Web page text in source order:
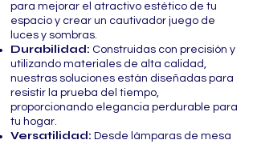
para mejorar el atractivo estético de tu
espacio y crear un cautivador juego de
luces y sombras.
Durabilidad: Construidas con precisión y
utilizando materiales de alta calidad,
nuestras soluciones están diseñadas para
resistir la prueba del tiempo,
proporcionando elegancia perdurable para
tu hogar.
Versatilidad: Desde lámparas de mesa